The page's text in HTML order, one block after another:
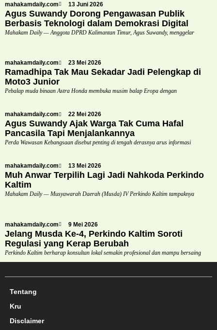
mahakamdaily.com 13 Juni 2026
Agus Suwandy Dorong Pengawasan Publik
Berbasis Teknologi dalam Demokrasi Digital
Mahakam Daily — Anggota DPRD Kalimantan Timur, Agus Suwandy, menggelar
mahakamdaily.com 23 Mei 2026
Ramadhipa Tak Mau Sekadar Jadi Pelengkap di
Moto3 Junior
Pebalap muda binaan Astra Honda membuka musim balap Eropa dengan
mahakamdaily.com 22 Mei 2026
Agus Suwandy Ajak Warga Tak Cuma Hafal
Pancasila Tapi Menjalankannya
Perda Wawasan Kebangsaan disebut penting di tengah derasnya arus informasi
mahakamdaily.com 13 Mei 2026
Muh Anwar Terpilih Lagi Jadi Nahkoda Perkindo
Kaltim
Mahakam Daily — Musyawarah Daerah (Musda) IV Perkindo Kaltim tampaknya
mahakamdaily.com 9 Mei 2026
Jelang Musda Ke-4, Perkindo Kaltim Soroti
Regulasi yang Kerap Berubah
Perkindo Kaltim berharap konsultan lokal semakin profesional dan mampu bersaing
Tentang
Kru
Disclaimer